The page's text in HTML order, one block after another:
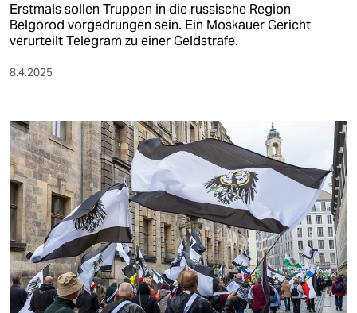
Erstmals sollen Truppen in die russische Region
Belgorod vorgedrungen sein. Ein Moskauer Gericht
verurteilt Telegram zu einer Geldstrafe.
8.4.2025